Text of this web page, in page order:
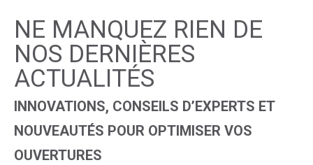
NE MANQUEZ RIEN DE
NOS DERNIÈRES
ACTUALITÉS
INNOVATIONS, CONSEILS D’EXPERTS ET
NOUVEAUTÉS POUR OPTIMISER VOS
OUVERTURES